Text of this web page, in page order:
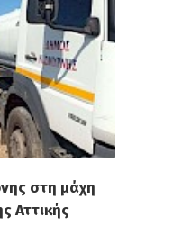
στη μάχη
Αττικής